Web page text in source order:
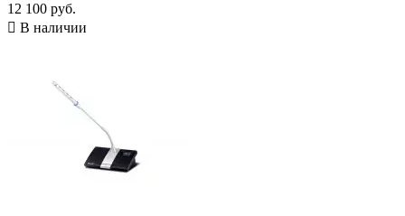
12 100 руб.
 В наличии